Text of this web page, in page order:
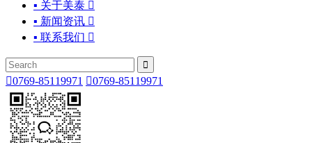
▪ 关于美泰 
▪ 新闻资讯 
▪ 联系我们 

0769-85119971 0769-85119971